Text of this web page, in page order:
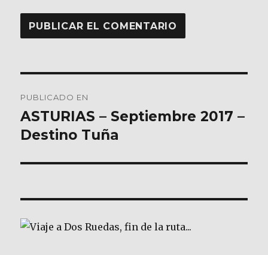
de
entradas
PUBLICADO EN
ASTURIAS – Septiembre 2017 –
Destino Tuña